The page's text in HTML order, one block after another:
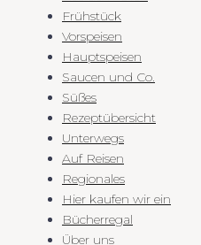
Frühstück
Vorspeisen
Hauptspeisen
Saucen und Co.
Süßes
Rezeptübersicht
Unterwegs
Auf Reisen
Regionales
Hier kaufen wir ein
Bücherregal
Über uns